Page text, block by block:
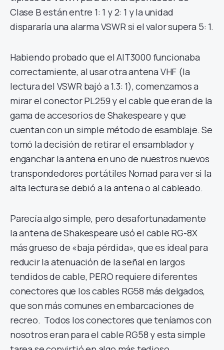
Clase B están entre 1: 1 y 2: 1 y la unidad
dispararía una alarma VSWR si el valor supera 5: 1.
Habiendo probado que el AIT3000 funcionaba
correctamiente, al usar otra antena VHF (la
lectura del VSWR bajó a 1.3: 1), comenzamos a
mirar el conector PL259 y el cable que eran de la
gama de accesorios de Shakespeare y que
cuentan con un simple método de esamblaje. Se
tomó la decisión de retirar el ensamblador y
enganchar la antena en uno de nuestros nuevos
transpondedores portátiles Nomad para ver si la
alta lectura se debió a la antena o al cableado.
Parecía algo simple, pero desafortunadamente
la antena de Shakespeare usó el cable RG-8X
más grueso de «baja pérdida», que es ideal para
reducir la atenuación de la señal en largos
tendidos de cable, PERO requiere diferentes
conectores que los cables RG58 más delgados,
que son más comunes en embarcaciones de
recreo. Todos los conectores que teníamos con
nosotros eran para el cable RG58 y esta simple